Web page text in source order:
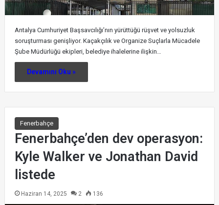
Antalya Cumhuriyet Başsavcılığı’nın yürüttüğü rüşvet ve yolsuzluk
soruşturması genişliyor. Kaçakçılık ve Organize Suçlarla Mücadele
Şube Müdürlüğü ekipleri, belediye ihalelerine ilişkin…
Devamını Oku »
Fenerbahçe
Fenerbahçe’den dev operasyon:
Kyle Walker ve Jonathan David
listede
Haziran 14, 2025 2 136